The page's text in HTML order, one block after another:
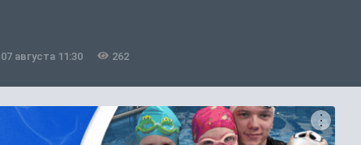
07 августа 11:30 262